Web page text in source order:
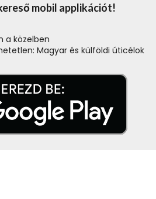
mobil applikációt!
a közelben
Magyar és külföldi úticélok